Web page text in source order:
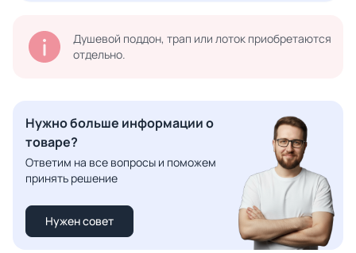
Душевой поддон, трап или лоток приобретаются
отдельно.
Нужно больше информации о
товаре?
Ответим на все вопросы и поможем
принять решение
Нужен совет